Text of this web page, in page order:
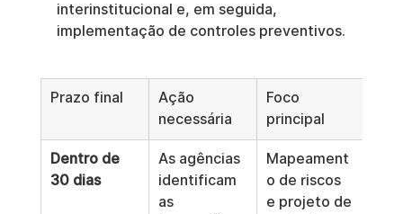
interinstitucional e, em seguida,
implementação de controles preventivos.
Prazo final
Ação
necessária
Foco
principal
Dentro de
30 dias
As agências
identificam
as
Mapeament
o de riscos
e projeto de